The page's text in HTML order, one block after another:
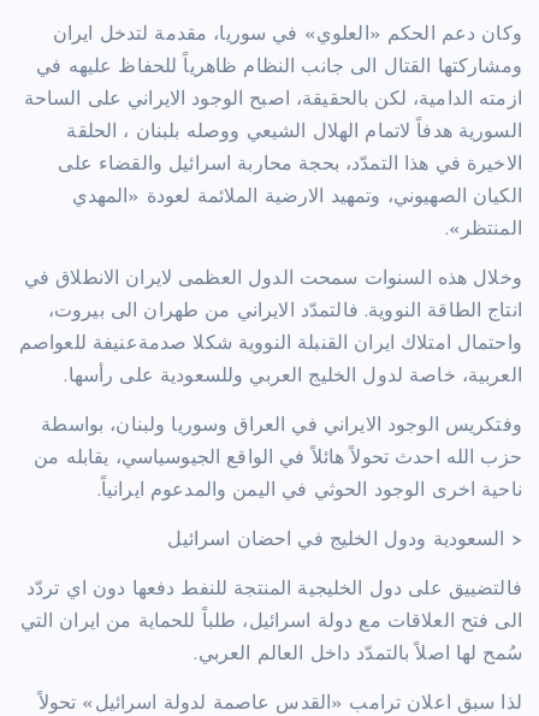
وكان دعم الحكم «العلوي» في سوريا، مقدمة لتدخل ايران
ومشاركتها القتال الى جانب النظام ظاهرياً للحفاظ عليهه في
ازمته الدامية، لكن بالحقيقة، اصبح الوجود الايراني على الساحة
السورية هدفاً لاتمام الهلال الشيعي ووصله بلبنان ، الحلقة
الاخيرة في هذا التمدّد، بحجة محاربة اسرائيل والقضاء على
الكيان الصهيوني، وتمهيد الارضية الملائمة لعودة «المهدي
المنتظر».
وخلال هذه السنوات سمحت الدول العظمى لايران الانطلاق في
انتاج الطاقة النووية. فالتمدّد الايراني من طهران الى بيروت،
واحتمال امتلاك ايران القنبلة النووية شكلا صدمةعنيفة للعواصم
العربية، خاصة لدول الخليج العربي وللسعودية على رأسها.
وفتكريس الوجود الايراني في العراق وسوريا ولبنان، بواسطة
حزب الله احدث تحولاً هائلاً في الواقع الجيوسياسي، يقابله من
ناحية اخرى الوجود الحوثي في اليمن والمدعوم ايرانياً.
< السعودية ودول الخليج في احضان اسرائيل
فالتضييق على دول الخليجية المنتجة للنفط دفعها دون اي تردّد
الى فتح العلاقات مع دولة اسرائيل، طلباً للحماية من ايران التي
سُمح لها اصلاً بالتمدّد داخل العالم العربي.
لذا سبق اعلان ترامب «القدس عاصمة لدولة اسرائيل» تحولاً